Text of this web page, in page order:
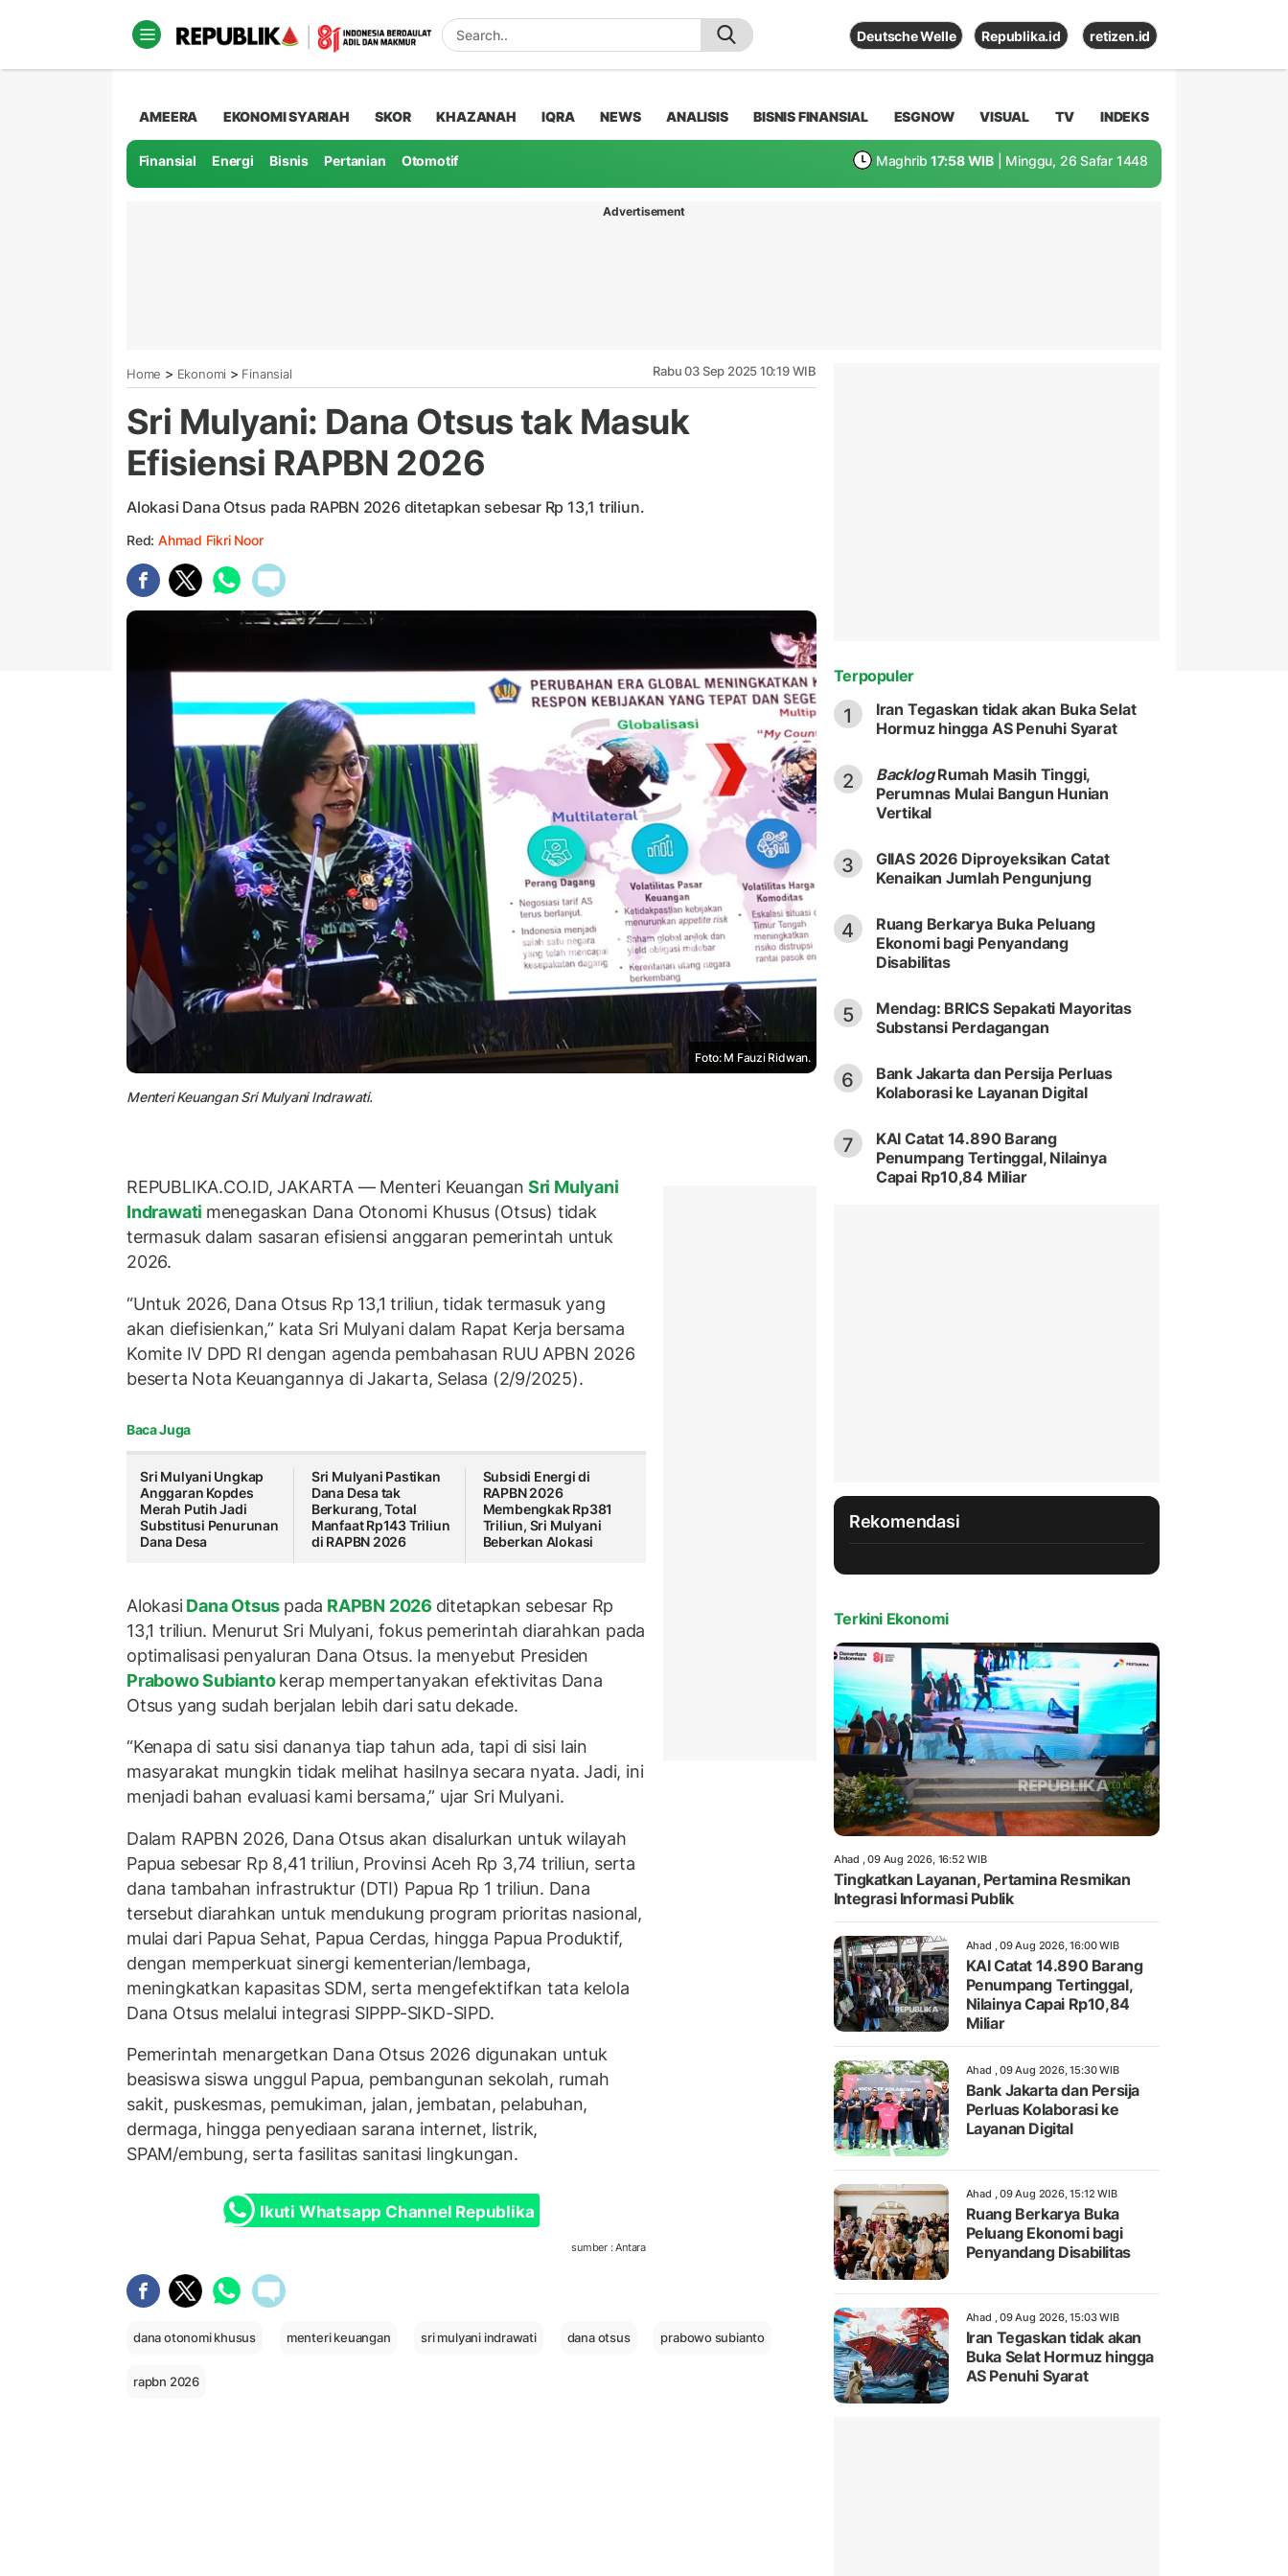
Deutsche Welle Republika.id retizen.id
AMEERA EKONOMI SYARIAH SKOR KHAZANAH IQRA NEWS ANALISIS BISNIS FINANSIAL ESGNOW VISUAL TV INDEKS
Finansial Energi Bisnis Pertanian Otomotif Maghrib 17:58 WIB | Minggu, 26 Safar 1448
Advertisement
Home > Ekonomi > Finansial Rabu 03 Sep 2025 10:19 WIB
Sri Mulyani: Dana Otsus tak Masuk
Efisiensi RAPBN 2026
Alokasi Dana Otsus pada RAPBN 2026 ditetapkan sebesar Rp 13,1 triliun.
Red: Ahmad Fikri Noor
Foto: M Fauzi Ridwan.
Menteri Keuangan Sri Mulyani Indrawati.
REPUBLIKA.CO.ID, JAKARTA — Menteri Keuangan Sri Mulyani
Indrawati menegaskan Dana Otonomi Khusus (Otsus) tidak
termasuk dalam sasaran efisiensi anggaran pemerintah untuk
2026.
“Untuk 2026, Dana Otsus Rp 13,1 triliun, tidak termasuk yang
akan diefisienkan,” kata Sri Mulyani dalam Rapat Kerja bersama
Komite IV DPD RI dengan agenda pembahasan RUU APBN 2026
beserta Nota Keuangannya di Jakarta, Selasa (2/9/2025).
Baca Juga
Sri Mulyani Ungkap
Anggaran Kopdes
Merah Putih Jadi
Substitusi Penurunan
Dana Desa
Sri Mulyani Pastikan
Dana Desa tak
Berkurang, Total
Manfaat Rp143 Triliun
di RAPBN 2026
Subsidi Energi di
RAPBN 2026
Membengkak Rp381
Triliun, Sri Mulyani
Beberkan Alokasi
AlokasiDana Otsus pada RAPBN 2026 ditetapkan sebesar Rp
13,1 triliun. Menurut Sri Mulyani, fokus pemerintah diarahkan pada
optimalisasi penyaluran Dana Otsus. Ia menyebut Presiden
Prabowo Subiantokerap mempertanyakan efektivitas Dana
Otsus yang sudah berjalan lebih dari satu dekade.
“Kenapa di satu sisi dananya tiap tahun ada, tapi di sisi lain
masyarakat mungkin tidak melihat hasilnya secara nyata. Jadi, ini
menjadi bahan evaluasi kami bersama,” ujar Sri Mulyani.
Dalam RAPBN 2026, Dana Otsus akan disalurkan untuk wilayah
Papua sebesar Rp 8,41 triliun, Provinsi Aceh Rp 3,74 triliun, serta
dana tambahan infrastruktur (DTI) Papua Rp 1 triliun. Dana
tersebut diarahkan untuk mendukung program prioritas nasional,
mulai dari Papua Sehat, Papua Cerdas, hingga Papua Produktif,
dengan memperkuat sinergi kementerian/lembaga,
meningkatkan kapasitas SDM, serta mengefektifkan tata kelola
Dana Otsus melalui integrasi SIPPP-SIKD-SIPD.
Pemerintah menargetkan Dana Otsus 2026 digunakan untuk
beasiswa siswa unggul Papua, pembangunan sekolah, rumah
sakit, puskesmas, pemukiman, jalan, jembatan, pelabuhan,
dermaga, hingga penyediaan sarana internet, listrik,
SPAM/embung, serta fasilitas sanitasi lingkungan.
Ikuti Whatsapp Channel Republika
sumber : Antara
dana otonomi khusus menteri keuangan sri mulyani indrawati dana otsus prabowo subianto
rapbn 2026
Terpopuler
1
Iran Tegaskan tidak akan Buka Selat
Hormuz hingga AS Penuhi Syarat
2 BacklogRumah Masih Tinggi,
Perumnas Mulai Bangun Hunian
Vertikal
3
GIIAS 2026 Diproyeksikan Catat
Kenaikan Jumlah Pengunjung
4
Ruang Berkarya Buka Peluang
Ekonomi bagi Penyandang
Disabilitas
5
Mendag: BRICS Sepakati Mayoritas
Substansi Perdagangan
6
Bank Jakarta dan Persija Perluas
Kolaborasi ke Layanan Digital
7
KAI Catat 14.890 Barang
Penumpang Tertinggal, Nilainya
Capai Rp10,84 Miliar
Rekomendasi
Terkini Ekonomi
Ahad , 09 Aug 2026, 16:52 WIB
Tingkatkan Layanan, Pertamina Resmikan
Integrasi Informasi Publik
Ahad , 09 Aug 2026, 16:00 WIB
KAI Catat 14.890 Barang
Penumpang Tertinggal,
Nilainya Capai Rp10,84
Miliar
Ahad , 09 Aug 2026, 15:30 WIB
Bank Jakarta dan Persija
Perluas Kolaborasi ke
Layanan Digital
Ahad , 09 Aug 2026, 15:12 WIB
Ruang Berkarya Buka
Peluang Ekonomi bagi
Penyandang Disabilitas
Ahad , 09 Aug 2026, 15:03 WIB
Iran Tegaskan tidak akan
Buka Selat Hormuz hingga
AS Penuhi Syarat